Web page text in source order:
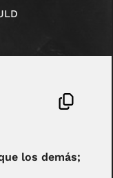
los demás;